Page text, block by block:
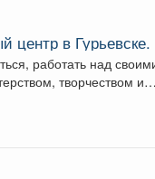
центр в Гурьевске.
работать над
творчеством и